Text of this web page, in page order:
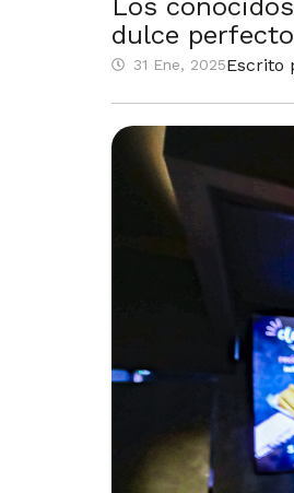
Los
dulce
31 Ene, 2025Escrito